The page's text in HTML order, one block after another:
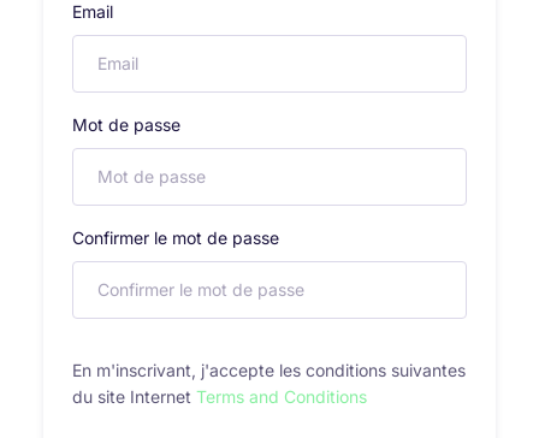
Email
Mot de passe
Confirmer le mot de passe
En m'inscrivant, j'accepte les conditions suivantes
du site Internet Terms and Conditions